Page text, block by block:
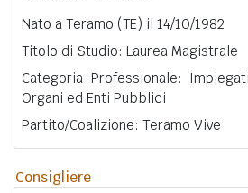
Nato a Teramo (TE) il 14/10/1982
Titolo di Studio: Laurea Magistrale
Categoria Professionale:
Organi ed Enti Pubblici
Partito/Coalizione: Teramo Vive
Consigliere